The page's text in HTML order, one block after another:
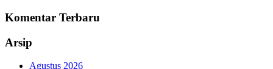
Komentar Terbaru
Arsip
Agustus 2026